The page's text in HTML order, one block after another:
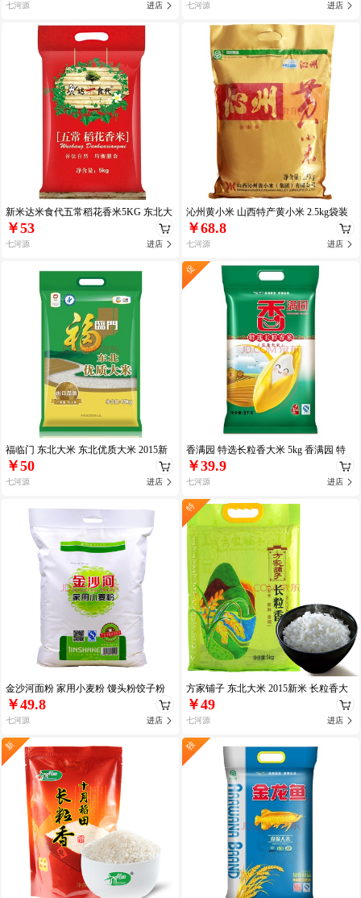
进店
七河源
新米达米食代五常稻花香米5KG 东北大
米 新米达米食
￥53
进店
七河源
福临门 东北大米 东北优质大米 2015新
米 中粮出品 大米
￥50
进店
七河源
金沙河面粉 家用小麦粉 馒头粉饺子粉
10kg 金沙
￥49.8
进店
七河源
新
进店
七河源
沁州黄小米 山西特产黄小米 2.5kg袋装
￥68.8
进店
七河源
促
香满园 特选长粒香大米 5kg 香满园 特
选长粒香大
￥39.9
进店
七河源
特
方家铺子 东北大米 2015新米 长粒香大
米5kg
￥49
进店
七河源
独